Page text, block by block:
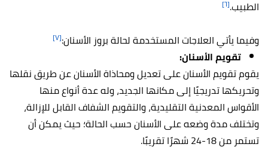
الطبيب.[٦]
وفيما يأتي العلاجات المستخدمة لحالة بروز الأسنان:[٧]
تقويم الأسنان:
يقوم تقويم الأسنان على تعديل ومحاذاة الأسنان عن طريق نقلها
وتحريكها تدريجيًا إلى مكانها الجديد، وله عدة أنواع منها
الأقواس المعدنية التقليدية، والتقويم الشفاف القابل للإزالة،
وتختلف مدة وضعه على الأسنان حسب الحالة؛ حيث يمكن أن
تستمر من 18-24 شهرًا تقريبًا.